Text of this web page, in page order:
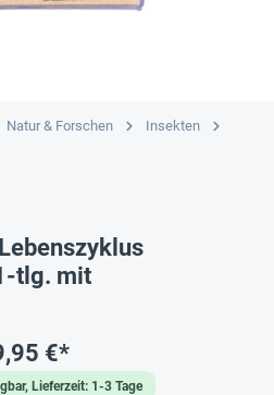
Natur & Forschen
Insekten
tlg. mit
Lieferzeit: 1-3 Tage
€*